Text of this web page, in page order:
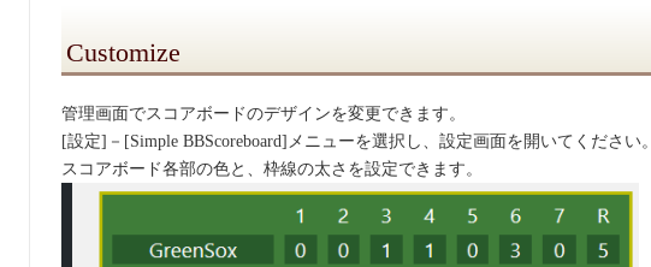
Customize
管理画面でスコアボードのデザインを変更できます。
[設定]－[Simple BBScoreboard]メニューを選択し、設定画面を開いてください。
スコアボード各部の色と、枠線の太さを設定できます。